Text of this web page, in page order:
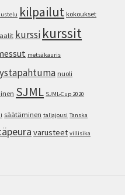
kilpailut kokoukset
kurssi kurssit
metsäkauris
nuoli
SJML SJML-Cup 2020
säätäminen taljajousi Tanska
varusteet villisika